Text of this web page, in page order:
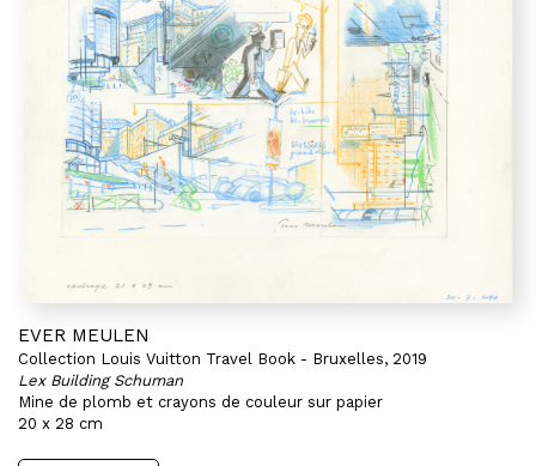
EVER MEULEN
Collection Louis Vuitton Travel Book - Bruxelles, 2019
Lex Building Schuman
Mine de plomb et crayons de couleur sur papier
20 x 28 cm